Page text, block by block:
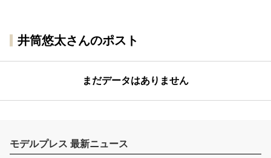
井筒悠太さんのポスト
まだデータはありません
モデルプレス 最新ニュース